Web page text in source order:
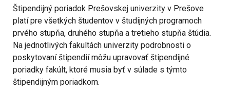
Štipendijný poriadok Prešovskej univerzity v Prešove
platí pre všetkých študentov v študijných programoch
prvého stupňa, druhého stupňa a tretieho stupňa štúdia.
Na jednotlivých fakultách univerzity podrobnosti o
poskytovaní štipendií môžu upravovať štipendijné
poriadky fakúlt, ktoré musia byť v súlade s týmto
štipendijným poriadkom.